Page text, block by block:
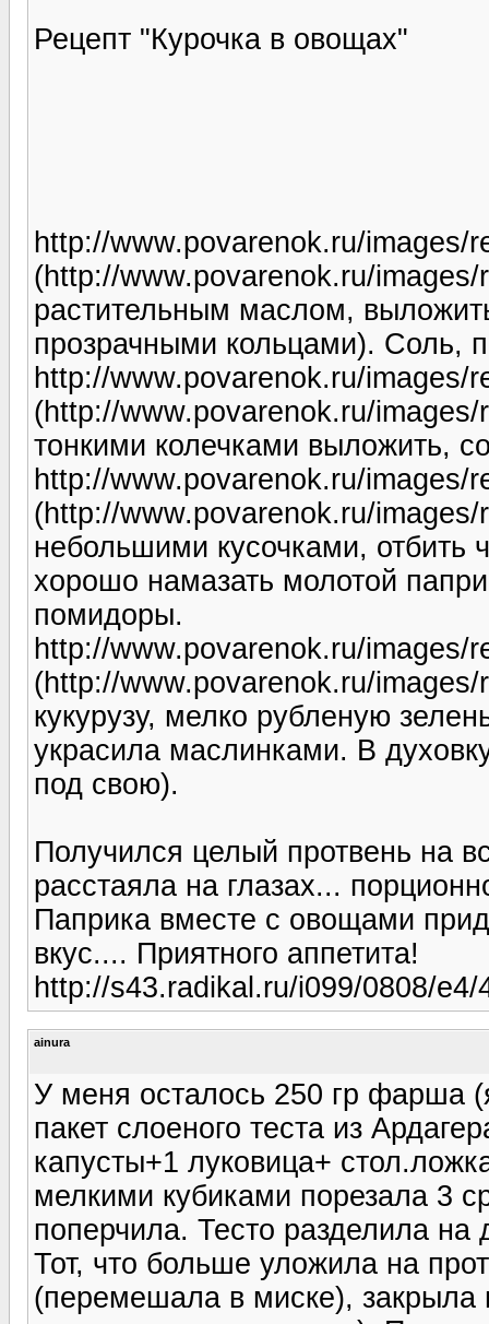
Рецепт "Курочка в овощах"
http://www.povarenok.ru/images/
(http://www.povarenok.ru/
растительным маслом,
прозрачными кольцами). Соль,
http://www.povarenok.ru/images/
(http://www.povarenok.ru/
тонкими колечками выложить,
http://www.povarenok.ru/images/
(http://www.povarenok.ru/images/
небольшими кусочками, отбить
хорошо намазать молотой
помидоры.
http://www.povarenok.ru/images/
(http://www.povarenok.ru/
кукурузу, мелко рубленую
украсила маслинками. В
под свою).
Получился целый протвень на
расстаяла на глазах...
Паприка вместе с овощами
вкус.... Приятного аппетита!
http://s43.radikal.ru/i099/0808/
ainura
У меня осталось 250 гр фарша
пакет слоеного теста из
капусты+1 луковица+
мелкими кубиками порезала 3
поперчила. Тесто разделила на
Тот, что больше уложила на
(перемешала в миске), закрыла